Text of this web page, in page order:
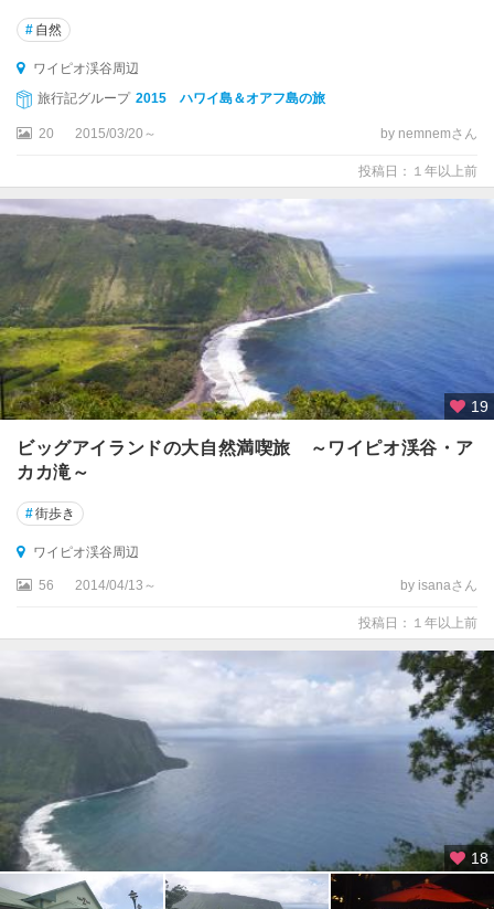
辺
イ
ル
州
立
園
周
辺
# 自然
ワイピオ渓谷周辺
旅行記グループ 2015 ハワイ島＆オアフ島の旅
20 2015/03/20～ by nemnemさん
投稿日：１年以上前
19
ビッグアイランドの大自然満喫旅 ～ワイピオ渓谷・ア
カカ滝～
#街歩き
ワイピオ渓谷周辺
56 2014/04/13～ by isanaさん
投稿日：１年以上前
18